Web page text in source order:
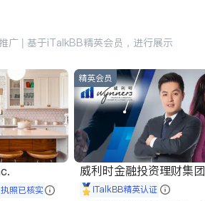
广 | 基于iTalkBB精英会员，进行展示
执照已核实
精英会员
威利时金融投资理财集团
iTalkBB精英认证